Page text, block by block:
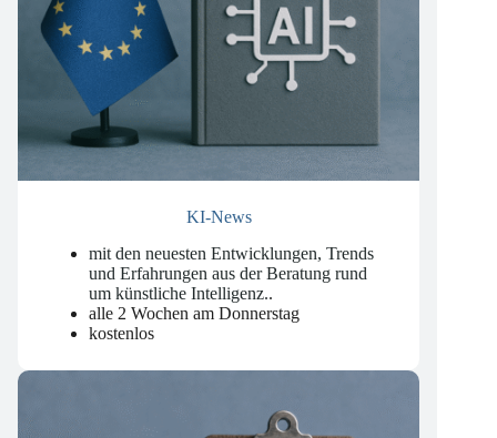
mit den neuesten Entwicklungen, Trends
und Erfahrungen aus der Beratung rund
um künstliche Intelligenz..
alle 2 Wochen am Donnerstag